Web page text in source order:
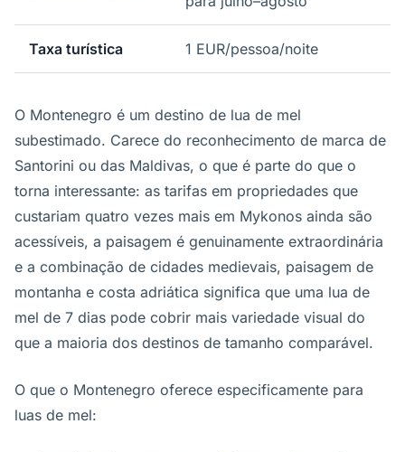
Taxa turística 1 EUR/pessoa/noite
O Montenegro é um destino de lua de mel
subestimado. Carece do reconhecimento de marca de
Santorini ou das Maldivas, o que é parte do que o
torna interessante: as tarifas em propriedades que
custariam quatro vezes mais em Mykonos ainda são
acessíveis, a paisagem é genuinamente extraordinária
e a combinação de cidades medievais, paisagem de
montanha e costa adriática significa que uma lua de
mel de 7 dias pode cobrir mais variedade visual do
que a maioria dos destinos de tamanho comparável.
O que o Montenegro oferece especificamente para
luas de mel: